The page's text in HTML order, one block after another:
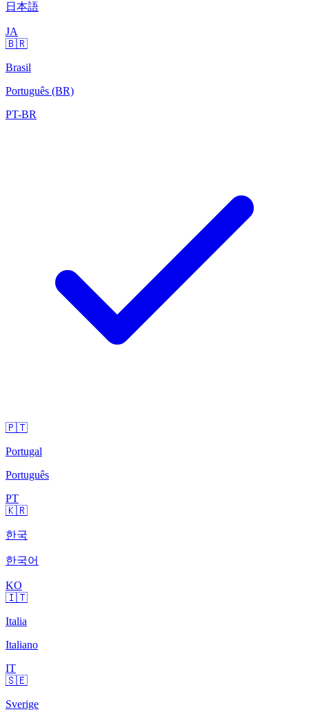
日本語
JA
🇧🇷
Brasil
Português (BR)
PT-BR
🇵🇹
Portugal
Português
PT
🇰🇷
한국
한국어
KO
🇮🇹
Italia
Italiano
IT
🇸🇪
Sverige